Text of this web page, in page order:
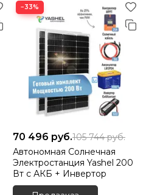
−33%
70 496 руб.105 744руб.
Автономная Солнечная
Электростанция Yashel 200
Вт с АКБ + Инвертор